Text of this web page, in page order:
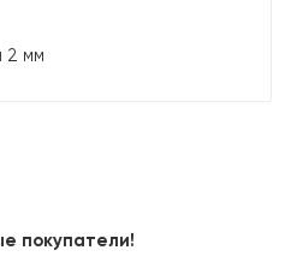
2 мм
покупатели!